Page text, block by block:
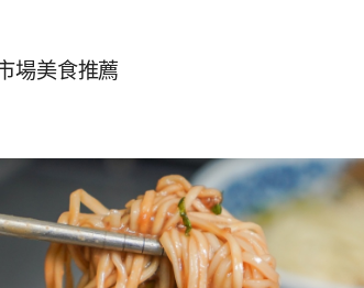
場美食推薦